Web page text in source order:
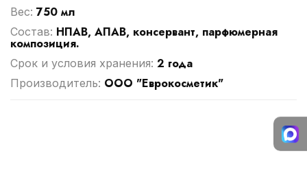
Вес: 750 мл
Cостав: НПАВ, АПАВ, консервант, парфюмерная
композиция.
Срок и условия хранения: 2 года
Производитель: ООО "Еврокосметик"